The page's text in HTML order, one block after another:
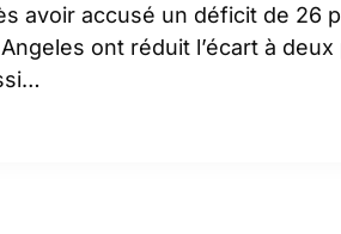
avoir accusé un déficit de 26
ont réduit l’écart à deux